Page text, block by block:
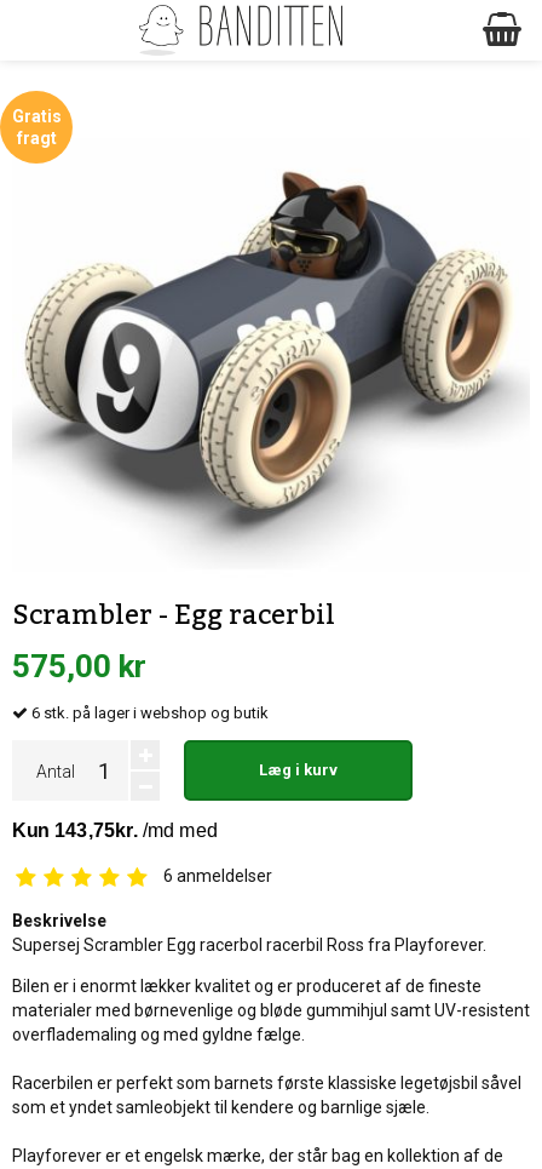
Gratis
fragt
Scrambler - Egg racerbil
575,00 kr
6 stk. på lager i webshop og butik
Antal Læg i kurv
6 anmeldelser
Beskrivelse
Supersej Scrambler Egg racerbol racerbil Ross fra Playforever.
Bilen er i enormt lækker kvalitet og er produceret af de fineste
materialer med børnevenlige og bløde gummihjul samt UV-resistent
overflademaling og med gyldne fælge.
Racerbilen er perfekt som barnets første klassiske legetøjsbil såvel
som et yndet samleobjekt til kendere og barnlige sjæle.
Playforever er et engelsk mærke, der står bag en kollektion af de